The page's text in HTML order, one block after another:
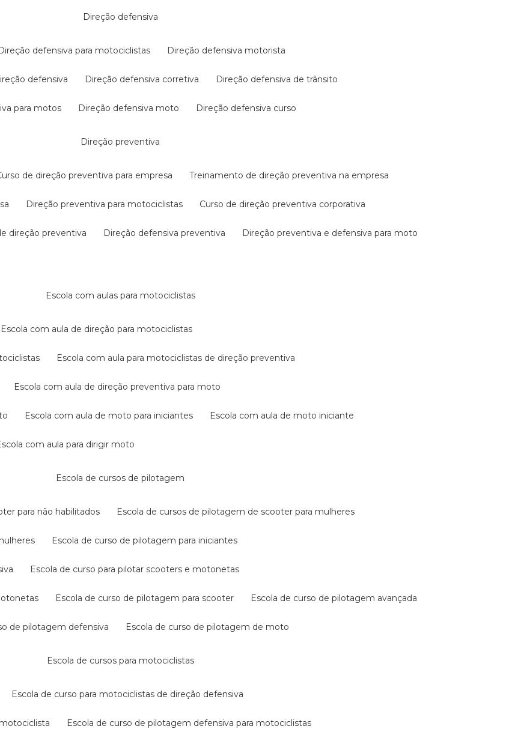
direção defensiva
direção defensiva para motociclistas direção defensiva motorista
defensiva direção defensiva corretiva direção defensiva de trânsito
para motos direção defensiva moto direção defensiva curso
direção preventiva
curso de direção preventiva para empresa treinamento de direção preventiva na empresa
direção preventiva para motociclistas curso de direção preventiva corporativa
direção preventiva direção defensiva preventiva direção preventiva e defensiva para moto
escola com aulas para motociclistas
escola com aula de direção para motociclistas
escola com aula para motociclistas de direção preventiva
escola com aula de direção preventiva para moto
escola com aula de moto para iniciantes escola com aula de moto iniciante
escola com aula para dirigir moto
escola de cursos de pilotagem
para não habilitados escola de cursos de pilotagem de scooter para mulheres
escola de curso de pilotagem para iniciantes
escola de curso para pilotar scooters e motonetas
escola de curso de pilotagem para scooter escola de curso de pilotagem avançada
de pilotagem defensiva escola de curso de pilotagem de moto
escola de cursos para motociclistas
escola de curso para motociclistas de direção defensiva
escola de curso de pilotagem defensiva para motociclistas